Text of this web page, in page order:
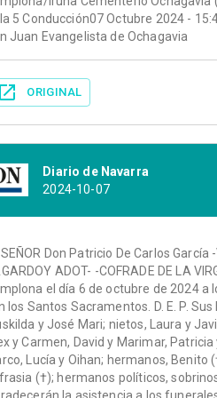
5 Conducción07 Octubre 2024 -
Juan Evangelista de Ochagavia
ORIGINAL
Diario de Navarra
2024-10-07
Don Patricio De Carlos García
ADOT- -COFRADE DE LA
el día 6 de octubre de 2024 a
los Santos Sacramentos. D. E. P.
y José Mari; nietos, Laura y
y Carmen, David y Marimar,
Lucía y Oihan; hermanos, Benito
(†); hermanos políticos,
la asistencia a los